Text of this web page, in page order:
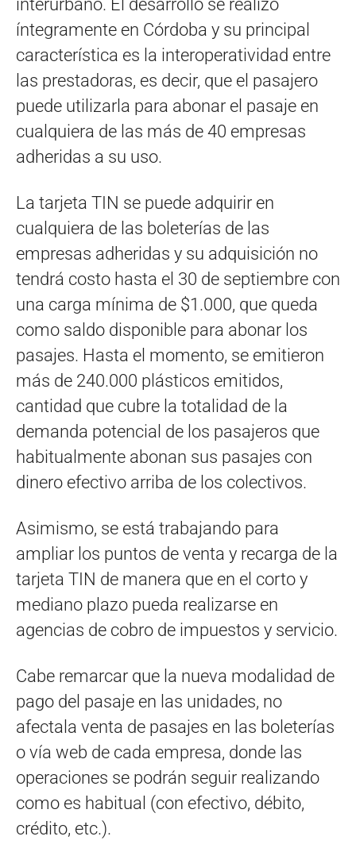
interurbano. El desarrollo se realizó
íntegramente en Córdoba y su principal
característica es la interoperatividad entre
las prestadoras, es decir, que el pasajero
puede utilizarla para abonar el pasaje en
cualquiera de las más de 40 empresas
adheridas a su uso.
La tarjeta TIN se puede adquirir en
cualquiera de las boleterías de las
empresas adheridas y su adquisición no
tendrá costo hasta el 30 de septiembre con
una carga mínima de $1.000, que queda
como saldo disponible para abonar los
pasajes. Hasta el momento, se emitieron
más de 240.000 plásticos emitidos,
cantidad que cubre la totalidad de la
demanda potencial de los pasajeros que
habitualmente abonan sus pasajes con
dinero efectivo arriba de los colectivos.
Asimismo, se está trabajando para
ampliar los puntos de venta y recarga de la
tarjeta TIN de manera que en el corto y
mediano plazo pueda realizarse en
agencias de cobro de impuestos y servicio.
Cabe remarcar que la nueva modalidad de
pago del pasaje en las unidades, no
afectala venta de pasajes en las boleterías
o vía web de cada empresa, donde las
operaciones se podrán seguir realizando
como es habitual (con efectivo, débito,
crédito, etc.).